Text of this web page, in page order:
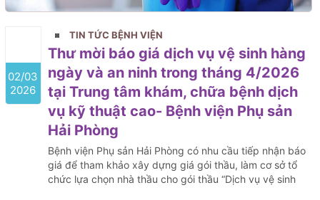
02/03
2026
TIN TỨC BỆNH VIỆN
Thư mời báo giá dịch vụ vệ sinh hàng
ngày và an ninh trong tháng 4/2026
tại Trung tâm khám, chữa bệnh dịch
vụ kỹ thuật cao- Bệnh viện Phụ sản
Hải Phòng
Bệnh viện Phụ sản Hải Phòng có nhu cầu tiếp nhận báo
giá để tham khảo xây dựng giá gói thầu, làm cơ sở tổ
chức lựa chọn nhà thầu cho gói thầu “Dịch vụ vệ sinh